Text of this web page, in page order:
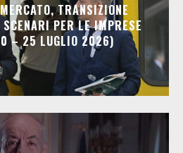
TRANSIZIONE
PER LE IMPRESE
– 25 LUGLIO 2026)